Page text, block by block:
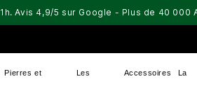
Avis 4,9/5 sur Google - Plus de 40
Pierres et Les Accessoires La